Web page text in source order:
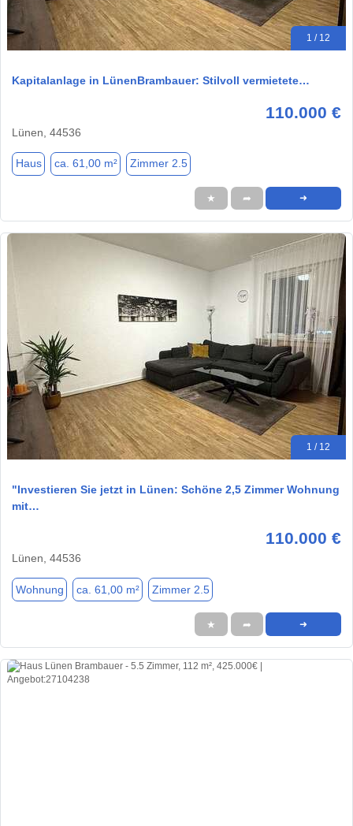
1 / 12
Kapitalanlage in LünenBrambauer: Stilvoll vermietete…
110.000 €
Lünen, 44536
Haus ca. 61,00 m² Zimmer 2.5
★ ➦ ➜
1 / 12
"Investieren Sie jetzt in Lünen: Schöne 2,5 Zimmer Wohnung
mit…
110.000 €
Lünen, 44536
Wohnung ca. 61,00 m² Zimmer 2.5
★ ➦ ➜